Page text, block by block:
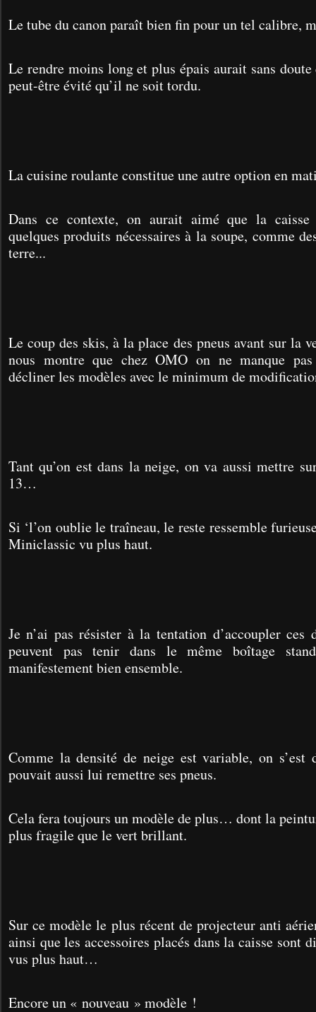
Le tube du canon paraît bien fin pour un tel calibre,
Le rendre moins long et plus épais aurait sans
peut-être évité qu’il ne soit tordu.
La cuisine roulante constitue une autre option en
Dans ce contexte, on aurait aimé que la caisse
quelques produits nécessaires à la soupe, comme
terre...
Le coup des skis, à la place des pneus avant sur la
nous montre que chez OMO on ne manque
décliner les modèles avec le minimum de
Tant qu’on est dans la neige, on va aussi mettre
13…
Si ‘l’on oublie le traîneau, le reste ressemble
Miniclassic vu plus haut.
Je n’ai pas résister à la tentation d’accoupler ces
peuvent pas tenir dans le même boîtage
manifestement bien ensemble.
Comme la densité de neige est variable, on s’est
pouvait aussi lui remettre ses pneus.
Cela fera toujours un modèle de plus… dont la
plus fragile que le vert brillant.
Sur ce modèle le plus récent de projecteur anti
ainsi que les accessoires placés dans la caisse sont
vus plus haut…
Encore un « nouveau » modèle !